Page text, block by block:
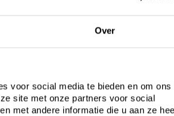
Over
voor social media te bieden en om ons
site met onze partners voor social
met andere informatie die u aan ze
Questions about
Start chat